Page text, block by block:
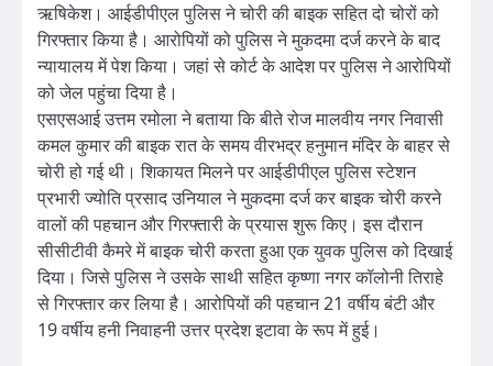
ऋषिकेश। आईडीपीएल पुलिस ने चोरी की बाइक सहित दो चोरों को
गिरफ्तार किया है। आरोपियों को पुलिस ने मुकदमा दर्ज करने के बाद
न्यायालय में पेश किया। जहां से कोर्ट के आदेश पर पुलिस ने आरोपियों
को जेल पहुंचा दिया है।
एसएसआई उत्तम रमोला ने बताया कि बीते रोज मालवीय नगर निवासी
कमल कुमार की बाइक रात के समय वीरभद्र हनुमान मंदिर के बाहर से
चोरी हो गई थी। शिकायत मिलने पर आईडीपीएल पुलिस स्टेशन
प्रभारी ज्योति प्रसाद उनियाल ने मुकदमा दर्ज कर बाइक चोरी करने
वालों की पहचान और गिरफ्तारी के प्रयास शुरू किए। इस दौरान
सीसीटीवी कैमरे में बाइक चोरी करता हुआ एक युवक पुलिस को दिखाई
दिया। जिसे पुलिस ने उसके साथी सहित कृष्णा नगर कॉलोनी तिराहे
से गिरफ्तार कर लिया है। आरोपियों की पहचान 21 वर्षीय बंटी और
19 वर्षीय हनी निवाहनी उत्तर प्रदेश इटावा के रूप में हुई।